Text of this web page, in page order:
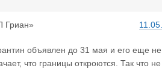
объявлен до 31 мая и его еще не
что границы откроются. Так что не